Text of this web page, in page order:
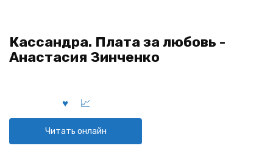
Кассандра. Плата за любовь -
Анастасия Зинченко
Читать онлайн